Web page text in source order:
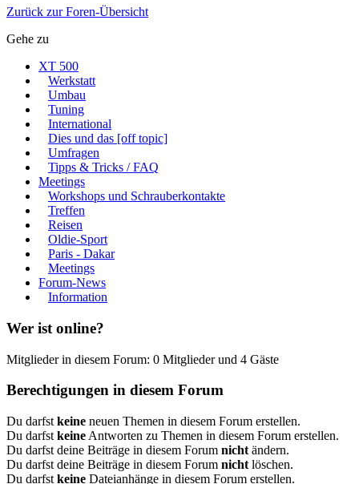
Zurück zur Foren-Übersicht
Gehe zu
XT 500
Werkstatt
Umbau
Tuning
International
Dies und das [off topic]
Umfragen
Tipps & Tricks / FAQ
Meetings
Workshops und Schrauberkontakte
Treffen
Reisen
Oldie-Sport
Paris - Dakar
Meetings
Forum-News
Information
Wer ist online?
Mitglieder in diesem Forum: 0 Mitglieder und 4 Gäste
Berechtigungen in diesem Forum
Du darfst keine neuen Themen in diesem Forum erstellen.
Du darfst keine Antworten zu Themen in diesem Forum erstellen.
Du darfst deine Beiträge in diesem Forum nicht ändern.
Du darfst deine Beiträge in diesem Forum nicht löschen.
Du darfst keine Dateianhänge in diesem Forum erstellen.